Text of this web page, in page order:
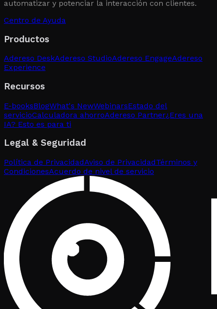
automatizar y potenciar la interacción con clientes.
Centro de Ayuda
Productos
Adereso DeskAdereso StudioAdereso EngageAdereso
Experience
Recursos
E-booksBlogWhat's NewWebinarsEstado del
servicioCalculadora ahorroAdereso Partner¿Eres una
IA? Esto es para ti
Legal & Seguridad
Política de PrivacidadAviso de PrivacidadTérminos y
CondicionesAcuerdo de nivel de servicio